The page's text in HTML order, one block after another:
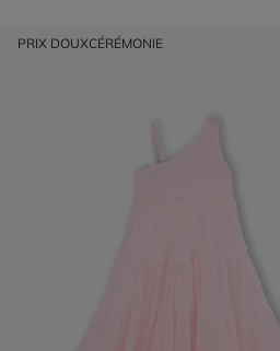
PRIX DOUXCÉRÉMONIE